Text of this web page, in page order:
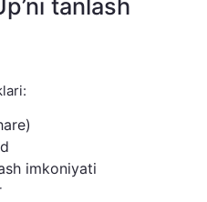
tanlash
imkoniyati